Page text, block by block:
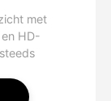
met
HD-